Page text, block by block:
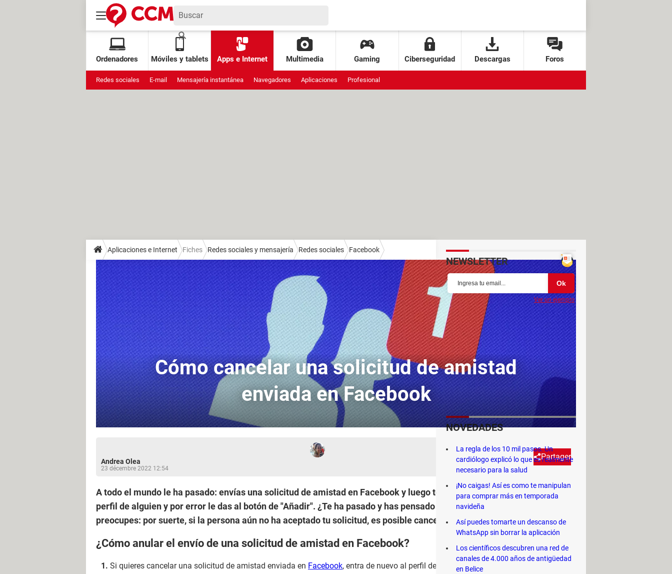
Ordenadores Móviles y tablets Apps e Internet Multimedia Gaming Ciberseguridad Descargas Foros
Redes sociales E-mail Mensajería instantánea Navegadores Aplicaciones Profesional
Aplicaciones e Internet Fiches Redes sociales y mensajería Redes sociales Facebook
Cómo cancelar una solicitud de amistad
enviada en Facebook
Andrea Olea
23 décembre 2022 12:54
Partager
A todo el mundo le ha pasado: envías una solicitud de amistad en Facebook y luego te arrepientes, o estás mirando el
perfil de alguien y por error le das al botón de "Añadir". ¿Te ha pasado y has pensado "trágame, tierra"? Pues no te
preocupes: por suerte, si la persona aún no ha aceptado tu solicitud, es posible cancelarla sin que se dé cuenta.
¿Cómo anular el envío de una solicitud de amistad en Facebook?
Si quieres cancelar una solicitud de amistad enviada en Facebook, entra de nuevo al perfil de la persona en cuestión.
NEWSLETTER
Ver un ejemplo
NOVEDADES
La regla de los 10 mil pasos. Un
cardiólogo explicó lo que es realmente
necesario para la salud
¡No caigas! Así es como te manipulan
para comprar más en temporada
navideña
Así puedes tomarte un descanso de
WhatsApp sin borrar la aplicación
Los científicos descubren una red de
canales de 4.000 años de antigüedad
en Belice